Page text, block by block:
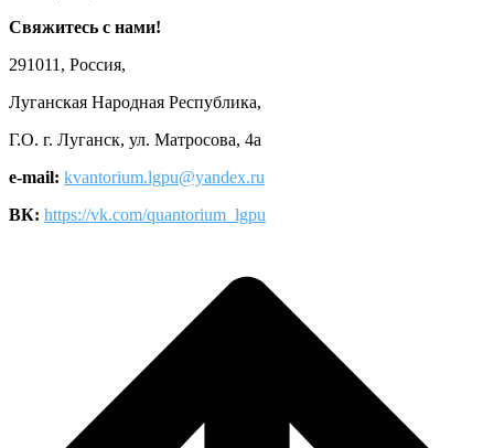
Свяжитесь с нами!
291011, Россия,
Луганская Народная Республика,
Г.О. г. Луганск, ул. Матросова, 4а
e-mail: kvantorium.lgpu@yandex.ru
ВК: https://vk.com/quantorium_lgpu